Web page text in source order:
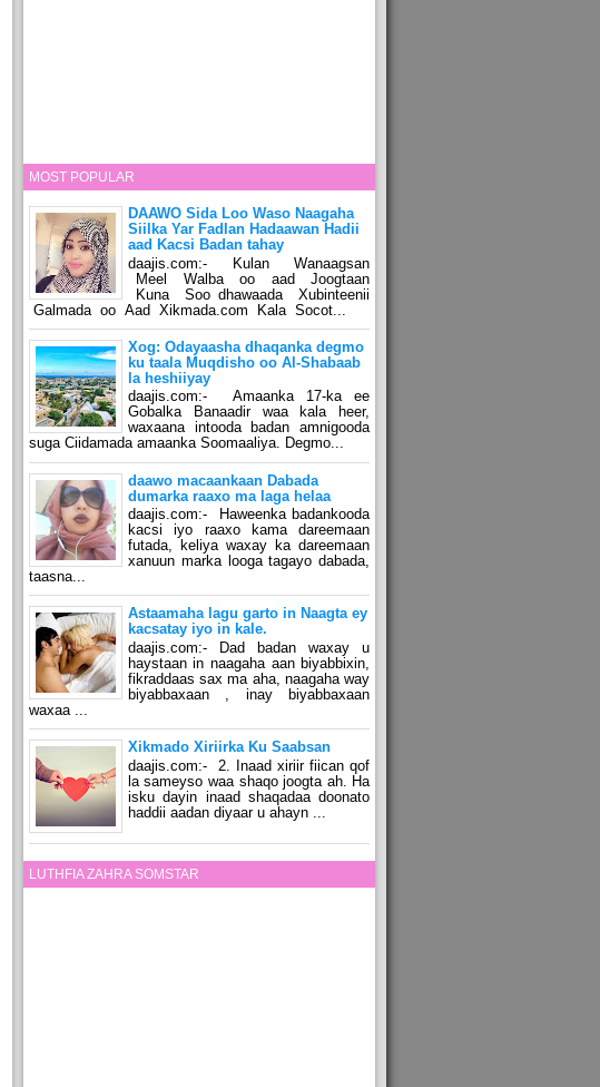
MOST POPULAR
DAAWO Sida Loo Waso Naagaha
Siilka Yar Fadlan Hadaawan Hadii
aad Kacsi Badan tahay
daajis.com:- Kulan Wanaagsan
Meel Walba oo aad Joogtaan
Kuna Soo dhawaada Xubinteenii
Galmada oo Aad Xikmada.com Kala Socot...
Xog: Odayaasha dhaqanka degmo
ku taala Muqdisho oo Al-Shabaab
la heshiiyay
daajis.com:- Amaanka 17-ka ee
Gobalka Banaadir waa kala heer,
waxaana intooda badan amnigooda
suga Ciidamada amaanka Soomaaliya. Degmo...
daawo macaankaan Dabada
dumarka raaxo ma laga helaa
daajis.com:- Haweenka badankooda
kacsi iyo raaxo kama dareemaan
futada, keliya waxay ka dareemaan
xanuun marka looga tagayo dabada,
taasna...
Astaamaha lagu garto in Naagta ey
kacsatay iyo in kale.
daajis.com:- Dad badan waxay u
haystaan in naagaha aan biyabbixin,
fikraddaas sax ma aha, naagaha way
biyabbaxaan , inay biyabbaxaan
waxaa ...
Xikmado Xiriirka Ku Saabsan
daajis.com:- 2. Inaad xiriir fiican qof
la sameyso waa shaqo joogta ah. Ha
isku dayin inaad shaqadaa doonato
haddii aadan diyaar u ahayn ...
LUTHFIA ZAHRA SOMSTAR